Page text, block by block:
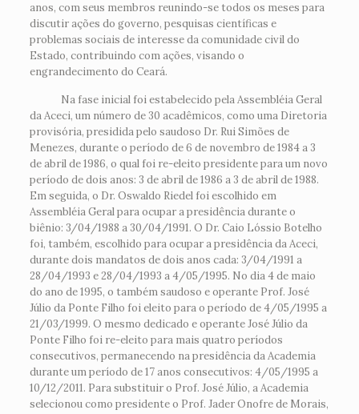
anos, com seus membros reunindo-se todos os meses para
discutir ações do governo, pesquisas científicas e
problemas sociais de interesse da comunidade civil do
Estado, contribuindo com ações, visando o
engrandecimento do Ceará.
Na fase inicial foi estabelecido pela Assembléia Geral
da Aceci, um número de 30 acadêmicos, como uma Diretoria
provisória, presidida pelo saudoso Dr. Rui Simões de
Menezes, durante o período de 6 de novembro de 1984 a 3
de abril de 1986, o qual foi re-eleito presidente para um novo
período de dois anos: 3 de abril de 1986 a 3 de abril de 1988.
Em seguida, o Dr. Oswaldo Riedel foi escolhido em
Assembléia Geral para ocupar a presidência durante o
biênio: 3/04/1988 a 30/04/1991. O Dr. Caio Lóssio Botelho
foi, também, escolhido para ocupar a presidência da Aceci,
durante dois mandatos de dois anos cada: 3/04/1991 a
28/04/1993 e 28/04/1993 a 4/05/1995. No dia 4 de maio
do ano de 1995, o também saudoso e operante Prof. José
Júlio da Ponte Filho foi eleito para o período de 4/05/1995 a
21/03/1999. O mesmo dedicado e operante José Júlio da
Ponte Filho foi re-eleito para mais quatro períodos
consecutivos, permanecendo na presidência da Academia
durante um período de 17 anos consecutivos: 4/05/1995 a
10/12/2011. Para substituir o Prof. José Júlio, a Academia
selecionou como presidente o Prof. Jader Onofre de Morais,